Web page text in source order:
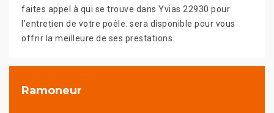
faites appel à qui se trouve dans Yvias 22930 pour
l’entretien de votre poêle. sera disponible pour vous
offrir la meilleure de ses prestations.
Ramoneur